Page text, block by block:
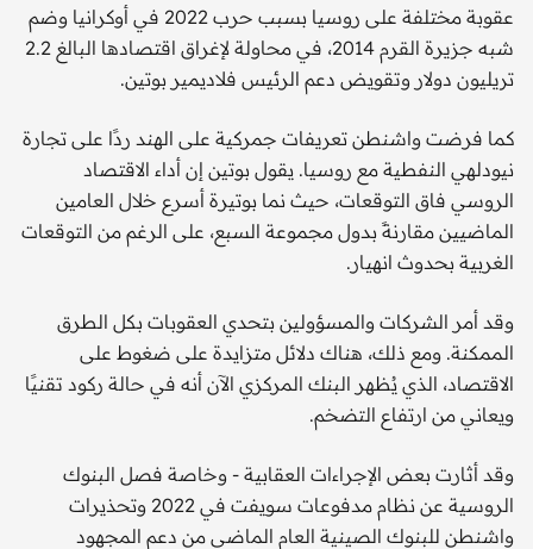
عقوبة مختلفة على روسيا بسبب حرب 2022 في أوكرانيا وضم
شبه جزيرة القرم 2014، في محاولة لإغراق اقتصادها البالغ 2.2
تريليون دولار وتقويض دعم الرئيس فلاديمير بوتين.
كما فرضت واشنطن تعريفات جمركية على الهند ردًا على تجارة
نيودلهي النفطية مع روسيا. يقول بوتين إن أداء الاقتصاد
الروسي فاق التوقعات، حيث نما بوتيرة أسرع خلال العامين
الماضيين مقارنةً بدول مجموعة السبع، على الرغم من التوقعات
الغربية بحدوث انهيار.
وقد أمر الشركات والمسؤولين بتحدي العقوبات بكل الطرق
الممكنة. ومع ذلك، هناك دلائل متزايدة على ضغوط على
الاقتصاد، الذي يُظهر البنك المركزي الآن أنه في حالة ركود تقنيًا
ويعاني من ارتفاع التضخم.
وقد أثارت بعض الإجراءات العقابية - وخاصة فصل البنوك
الروسية عن نظام مدفوعات سويفت في 2022 وتحذيرات
واشنطن للبنوك الصينية العام الماضي من دعم المجهود